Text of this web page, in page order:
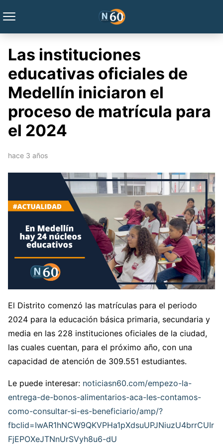
Las instituciones
educativas oficiales de
Medellín iniciaron el
proceso de matrícula para
el 2024
hace 3 años
El Distrito comenzó las matrículas para el periodo
2024 para la educación básica primaria, secundaria y
media en las 228 instituciones oficiales de la ciudad,
las cuales cuentan, para el próximo año, con una
capacidad de atención de 309.551 estudiantes.
Le puede interesar: noticiasn60.com/empezo-la-
entrega-de-bonos-alimentarios-aca-les-contamos-
como-consultar-si-es-beneficiario/amp/?
fbclid=IwAR1hNCW9QKVPHa1pXdsuUPJNiuzU4brrCUIr
FjEPOXeJTNnUrSVyh8u6-dU